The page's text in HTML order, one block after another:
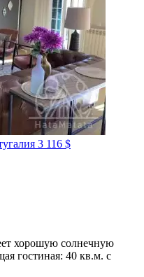
3 116 $
хорошую солнечную
гостиная: 40 кв.м. с